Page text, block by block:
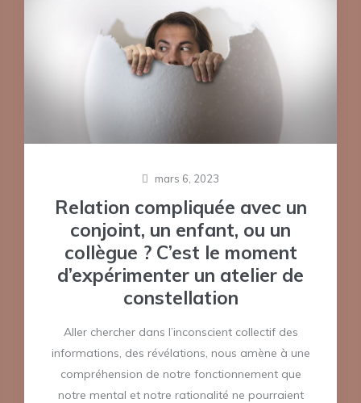
mars 6, 2023
Relation compliquée avec un
conjoint, un enfant, ou un
collègue ? C’est le moment
d’expérimenter un atelier de
constellation
Aller chercher dans l’inconscient collectif des
informations, des révélations, nous amène à une
compréhension de notre fonctionnement que
notre mental et notre rationalité ne pourraient